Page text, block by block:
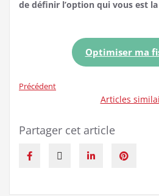
de définir l’option qui vous est
Optimiser ma
Précédent
Articles
Partager cet article